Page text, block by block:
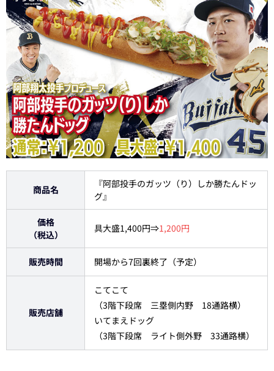
商品名
『阿部投手のガッツ（り）しか勝たんドッ
グ』
価格
（税込）
具大盛1,400円⇒1,200円
販売時間 開場から7回裏終了（予定）
販売店舗
こてこて
（3階下段席 三塁側内野 18通路横）
いてまえドッグ
（3階下段席 ライト側外野 33通路横）